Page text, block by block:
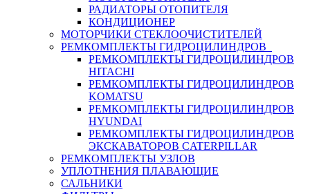
РАДИАТОРЫ ОТОПИТЕЛЯ
КОНДИЦИОНЕР
МОТОРЧИКИ СТЕКЛООЧИСТИТЕЛЕЙ
РЕМКОМПЛЕКТЫ ГИДРОЦИЛИНДРОВ
РЕМКОМПЛЕКТЫ ГИДРОЦИЛИНДРОВ
HITACHI
РЕМКОМПЛЕКТЫ ГИДРОЦИЛИНДРОВ
KOMATSU
РЕМКОМПЛЕКТЫ ГИДРОЦИЛИНДРОВ
HYUNDAI
РЕМКОМПЛЕКТЫ ГИДРОЦИЛИНДРОВ
ЭКСКАВАТОРОВ CATERPILLAR
РЕМКОМПЛЕКТЫ УЗЛОВ
УПЛОТНЕНИЯ ПЛАВАЮЩИЕ
САЛЬНИКИ